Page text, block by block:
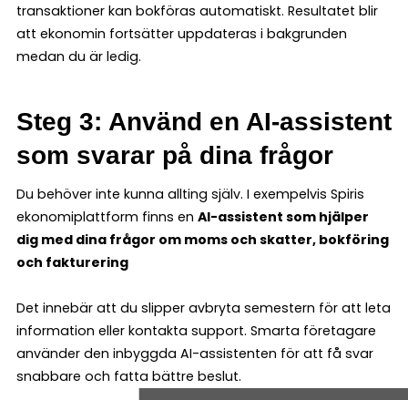
transaktioner kan bokföras automatiskt. Resultatet blir
att ekonomin fortsätter uppdateras i bakgrunden
medan du är ledig.
Steg 3: Använd en AI-assistent
som svarar på dina frågor
Du behöver inte kunna allting själv. I exempelvis Spiris
ekonomiplattform finns en AI-assistent som hjälper
dig med dina frågor om moms och skatter, bokföring
och fakturering
Det innebär att du slipper avbryta semestern för att leta
information eller kontakta support. Smarta företagare
använder den inbyggda AI-assistenten för att få svar
snabbare och fatta bättre beslut.